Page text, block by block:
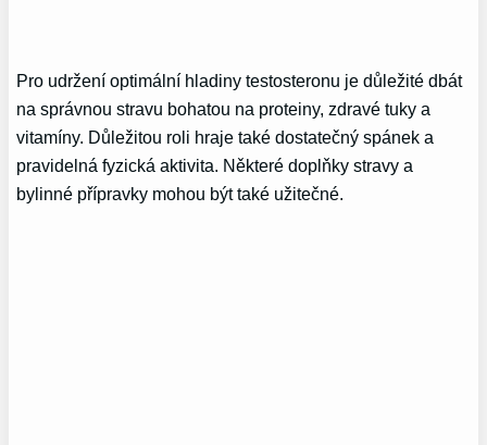
Pro udržení​ optimální hladiny testosteronu je důležité dbát
na správnou stravu bohatou na proteiny, zdravé‌ tuky a ​
vitamíny. Důležitou roli hraje také⁢ dostatečný spánek a
pravidelná fyzická aktivita. Některé doplňky stravy a
bylinné přípravky mohou být ‌také užitečné.